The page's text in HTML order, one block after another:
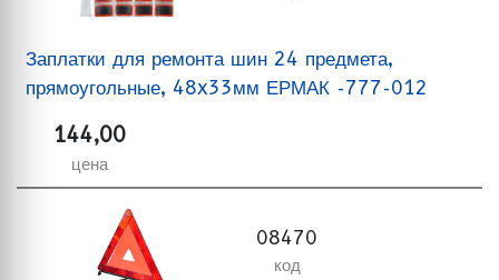
Заплатки для ремонта шин 24 предмета,
прямоугольные, 48x33мм ЕРМАК -777-012
144,00
цена
08470
код